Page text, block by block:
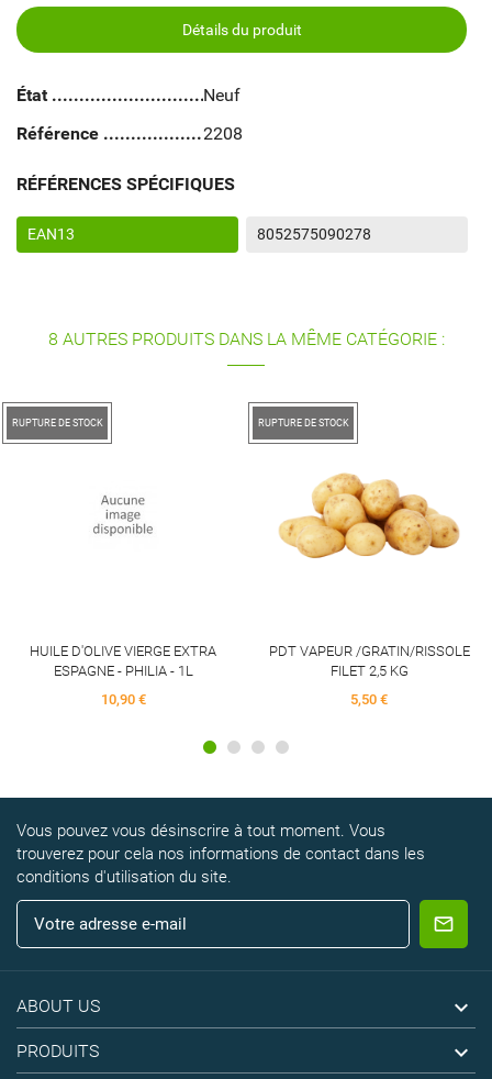
Détails du produit
État
Neuf
Référence
2208
RÉFÉRENCES SPÉCIFIQUES
EAN13 8052575090278
8 AUTRES PRODUITS DANS LA MÊME CATÉGORIE :
RUPTURE DE STOCK
HUILE D'OLIVE VIERGE EXTRA
ESPAGNE - PHILIA - 1L
10,90 €
RUPTURE DE STOCK
PDT VAPEUR /GRATIN/RISSOLE
FILET 2,5 KG
5,50 €
Vous pouvez vous désinscrire à tout moment. Vous
trouverez pour cela nos informations de contact dans les
conditions d'utilisation du site.
ABOUT US 
PRODUITS 